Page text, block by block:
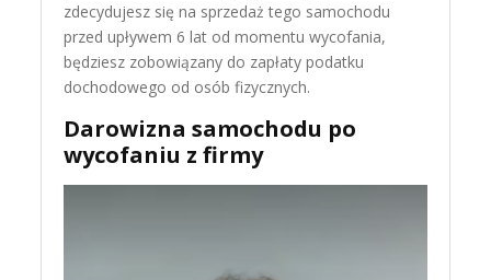
zdecydujesz się na sprzedaż tego samochodu
przed upływem 6 lat od momentu wycofania,
będziesz zobowiązany do zapłaty podatku
dochodowego od osób fizycznych.​
Darowizna samochodu po
wycofaniu z firmy